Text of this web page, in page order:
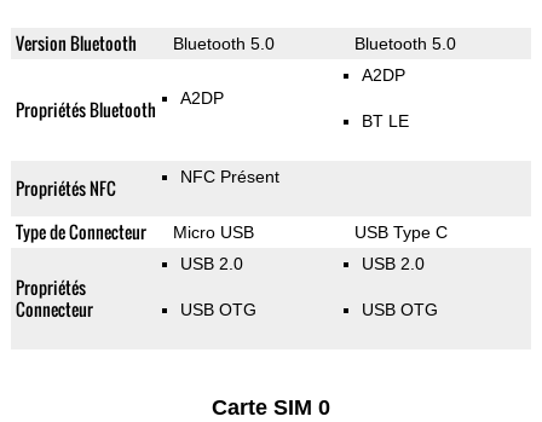
Version Bluetooth Bluetooth 5.0 Bluetooth 5.0
Propriétés Bluetooth A2DP
A2DP
BT LE
Propriétés NFC NFC Présent
Type de Connecteur Micro USB USB Type C
Propriétés
Connecteur
USB 2.0
USB OTG
USB 2.0
USB OTG
Carte SIM 0